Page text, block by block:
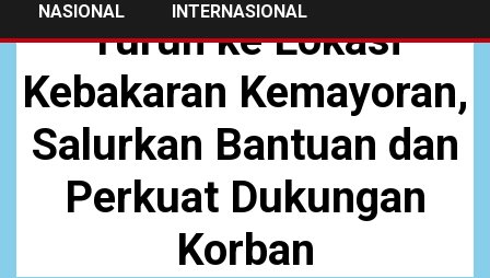
NASIONAL INTERNASIONAL
Turun ke Lokasi
Kebakaran Kemayoran,
Salurkan Bantuan dan
Perkuat Dukungan
Korban